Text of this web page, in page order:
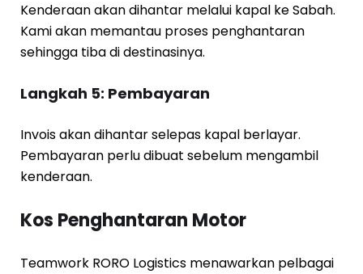
Kenderaan akan dihantar melalui kapal ke Sabah.
Kami akan memantau proses penghantaran
sehingga tiba di destinasinya.
Langkah 5: Pembayaran
Invois akan dihantar selepas kapal berlayar.
Pembayaran perlu dibuat sebelum mengambil
kenderaan.
Kos Penghantaran Motor
Teamwork RORO Logistics menawarkan pelbagai